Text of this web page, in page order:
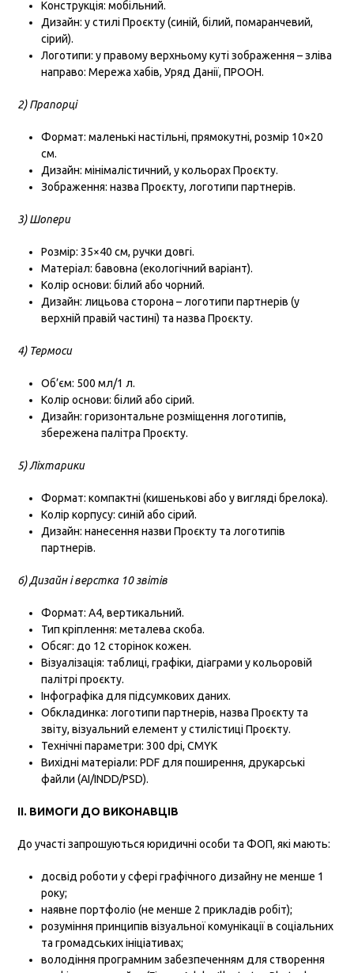
Конструкція: мобільний.
Дизайн: у стилі Проєкту (синій, білий, помаранчевий,
сірий).
Логотипи: у правому верхньому куті зображення – зліва
направо: Мережа хабів, Уряд Данії, ПРООН.
2)Прапорці
Формат: маленькі настільні, прямокутні, розмір 10×20
см.
Дизайн: мінімалістичний, у кольорах Проєкту.
Зображення: назва Проєкту, логотипи партнерів.
3) Шопери
Розмір: 35×40 см, ручки довгі.
Матеріал: бавовна (екологічний варіант).
Колір основи: білий або чорний.
Дизайн: лицьова сторона – логотипи партнерів (у
верхній правій частині) та назва Проєкту.
4) Термоси
Об’єм: 500 мл/1 л.
Колір основи: білий або сірий.
Дизайн: горизонтальне розміщення логотипів,
збережена палітра Проєкту.
5) Ліхтарики
Формат: компактні (кишенькові або у вигляді брелока).
Колір корпусу: синій або сірий.
Дизайн: нанесення назви Проєкту та логотипів
партнерів.
6) Дизайн і верстка 10 звітів
Формат: А4, вертикальний.
Тип кріплення: металева скоба.
Обсяг: до 12 сторінок кожен.
Візуалізація: таблиці, графіки, діаграми у кольоровій
палітрі проєкту.
Інфографіка для підсумкових даних.
Обкладинка: логотипи партнерів, назва Проєкту та
звіту, візуальний елемент у стилістиці Проєкту.
Технічні параметри: 300 dpi, CMYK
Вихідні матеріали: PDF для поширення, друкарські
файли (AI/INDD/PSD).
ІІ. ВИМОГИ ДО ВИКОНАВЦІВ
До участі запрошуються юридичні особи та ФОП, які мають:
досвід роботи у сфері графічного дизайну не менше 1
року;
наявне портфоліо (не менше 2 прикладів робіт);
розуміння принципів візуальної комунікації в соціальних
та громадських ініціативах;
володіння програмним забезпеченням для створення